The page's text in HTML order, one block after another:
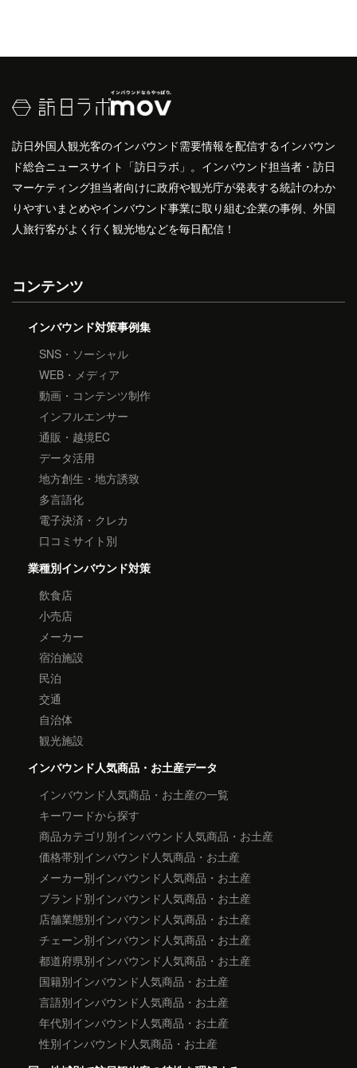
訪日外国人観光客のインバウンド需要情報を配信するインバウン
ド総合ニュースサイト「訪日ラボ」。インバウンド担当者・訪日
マーケティング担当者向けに政府や観光庁が発表する統計のわか
りやすいまとめやインバウンド事業に取り組む企業の事例、外国
人旅行客がよく行く観光地などを毎日配信！
コンテンツ
インバウンド対策事例集
SNS・ソーシャル
WEB・メディア
動画・コンテンツ制作
インフルエンサー
通販・越境EC
データ活用
地方創生・地方誘致
多言語化
電子決済・クレカ
口コミサイト別
業種別インバウンド対策
飲食店
小売店
メーカー
宿泊施設
民泊
交通
自治体
観光施設
インバウンド人気商品・お土産データ
インバウンド人気商品・お土産の一覧
キーワードから探す
商品カテゴリ別インバウンド人気商品・お土産
価格帯別インバウンド人気商品・お土産
メーカー別インバウンド人気商品・お土産
ブランド別インバウンド人気商品・お土産
店舗業態別インバウンド人気商品・お土産
チェーン別インバウンド人気商品・お土産
都道府県別インバウンド人気商品・お土産
国籍別インバウンド人気商品・お土産
言語別インバウンド人気商品・お土産
年代別インバウンド人気商品・お土産
性別インバウンド人気商品・お土産